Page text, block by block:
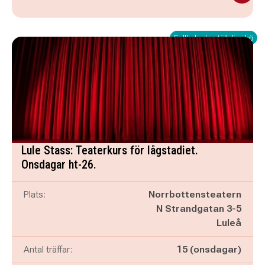
Fullbokad - ställ dig i kö
Lule Stass: Teaterkurs för lågstadiet.
Onsdagar ht-26.
Plats:
Norrbottensteatern
N Strandgatan 3-5
Luleå
Antal träffar: 15 (onsdagar)